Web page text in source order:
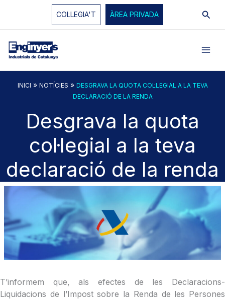
COL·LEGIA'T ÀREA PRIVADA
INICI » NOTÍCIES » DESGRAVA LA QUOTA COL·LEGIAL A LA TEVA
DECLARACIÓ DE LA RENDA
Desgrava la quota
col·legial a la teva
declaració de la renda
T’informem que, als efectes de les Declaracions-
Liquidacions de l’Impost sobre la Renda de les Persones